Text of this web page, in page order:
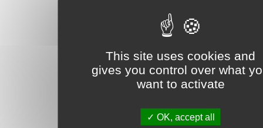
This site uses cookies and
gives you control over what
want to activate
OK, accept all